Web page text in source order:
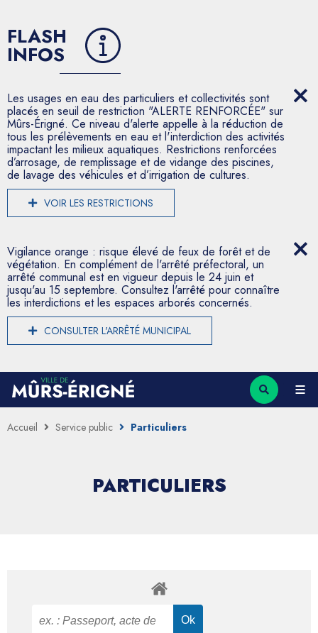
FLASH
INFOS
Les usages en eau des particuliers et collectivités sont
placés en seuil de restriction "ALERTE RENFORCÉE" sur
Mûrs-Érigné. Ce niveau d'alerte appelle à la réduction de
tous les prélèvements en eau et l'interdiction des activités
impactant les milieux aquatiques. Restrictions renforcées
d’arrosage, de remplissage et de vidange des piscines,
de lavage des véhicules et d’irrigation de cultures.
VOIR LES RESTRICTIONS
Vigilance orange : risque élevé de feux de forêt et de
végétation. En complément de l'arrêté préfectoral, un
arrêté communal est en vigueur depuis le 24 juin et
jusqu'au 15 septembre. Consultez l'arrêté pour connaître
les interdictions et les espaces arborés concernés.
CONSULTER L'ARRÊTÉ MUNICIPAL
Accueil Service public Particuliers
PARTICULIERS